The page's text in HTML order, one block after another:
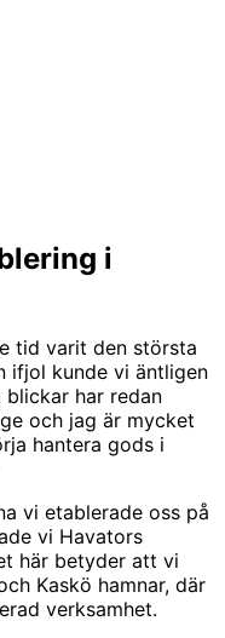
i
tid varit den största
ifjol kunde vi äntligen
blickar har redan
och jag är mycket
hantera gods i
vi etablerade oss på
vi Havators
här betyder att vi
Kaskö hamnar, där
verksamhet.